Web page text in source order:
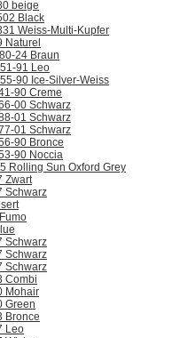
beige
Black
Weiss-Multi-Kupfer
Naturel
24 Braun
91 Leo
90 Ice-Silver-Weiss
90 Creme
00 Schwarz
01 Schwarz
01 Schwarz
90 Bronce
90 Noccia
Rolling Sun Oxford Grey
Zwart
Schwarz
Schwarz
Schwarz
Schwarz
Combi
Mohair
Green
Bronce
Leo